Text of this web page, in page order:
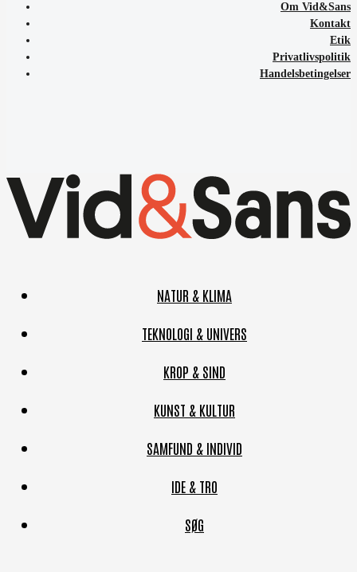
Om Vid&Sans
Kontakt
Etik
Privatlivspolitik
Handelsbetingelser
NATUR & KLIMA
TEKNOLOGI & UNIVERS
KROP & SIND
KUNST & KULTUR
SAMFUND & INDIVID
IDE & TRO
SØG